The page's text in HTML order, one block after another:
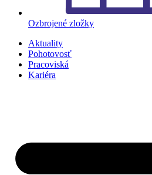
Ozbrojené zložky
Aktuality
Pohotovosť
Pracoviská
Kariéra